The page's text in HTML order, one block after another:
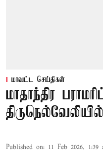
மாவட்ட செய்திகள்
மாதாந்திர
Published on: 11 Feb 2026, 1:39